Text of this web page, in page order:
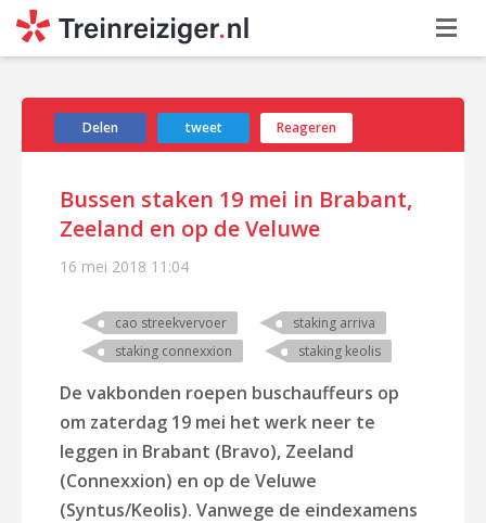
Delen tweet Reageren
Bussen staken 19 mei in Brabant,
Zeeland en op de Veluwe
16 mei 2018 11:04
cao streekvervoer
staking arriva
staking connexxion
staking keolis
De vakbonden roepen buschauffeurs op
om zaterdag 19 mei het werk neer te
leggen in Brabant (Bravo), Zeeland
(Connexxion) en op de Veluwe
(Syntus/Keolis). Vanwege de eindexamens